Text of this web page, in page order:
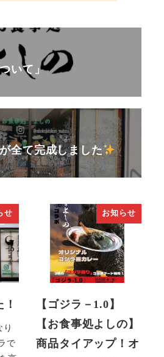
いて」
全て完成しました
せ
で
お知らせ
【ゴジラ－1.0】
【お食事処よしの】
商品タイアップ！オ